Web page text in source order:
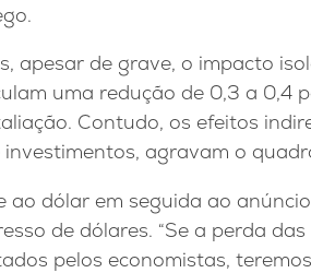
apesar de grave, o impacto
uma redução de 0,3 a 0,4
Contudo, os efeitos
agravam o
ao dólar em seguida ao
de dólares. “Se a perda
pelos economistas,